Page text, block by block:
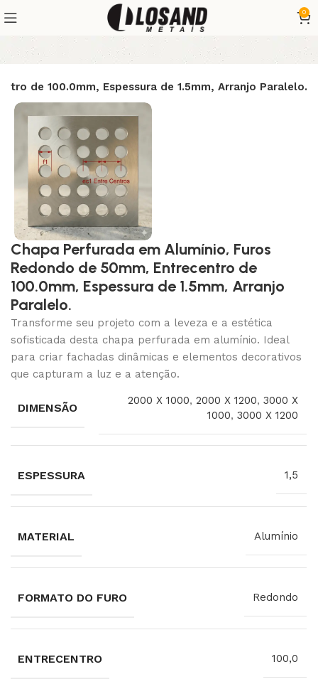
0
de 100.0mm, Espessura de 1.5mm, Arranjo Paralelo.
Chapa Perfurada em Alumínio, Furos
Redondo de 50mm, Entrecentro de
100.0mm, Espessura de 1.5mm, Arranjo
Paralelo.
Transforme seu projeto com a leveza e a estética
sofisticada desta chapa perfurada em alumínio. Ideal
para criar fachadas dinâmicas e elementos decorativos
que capturam a luz e a atenção.
DIMENSÃO
2000 X 1000,2000 X 1200,3000 X
1000,3000 X 1200
ESPESSURA 1,5
MATERIAL Alumínio
FORMATO DO FURO Redondo
ENTRECENTRO 100,0